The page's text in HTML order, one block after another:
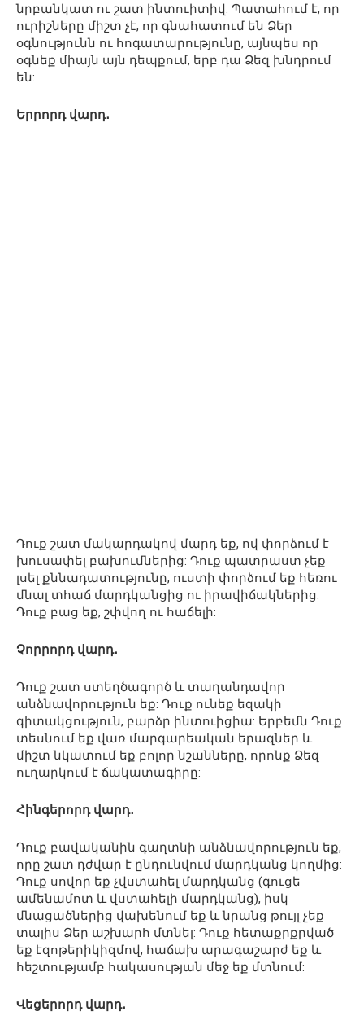
նրբանկատ ու շատ ինտուիտիվ: Պատահում է, որ
ուրիշները միշտ չէ, որ գնահատում են Ձեր
օգնությունն ու հոգատարությունը, այնպես որ
օգնեք միայն այն դեպքում, երբ դա Ձեզ խնդրում
են:
Երրորդ վարդ․
Դուք շատ մակարդակով մարդ եք, ով փորձում է
խուսափել բախումներից: Դուք պատրաստ չեք
լսել քննադատությունը, ուստի փորձում եք հեռու
մնալ տհաճ մարդկանցից ու իրավիճակներից:
Դուք բաց եք, շփվող ու հաճելի:
Չորրորդ վարդ․
Դուք շատ ստեղծագործ և տաղանդավոր
անձնավորություն եք: Դուք ունեք եզակի
գիտակցություն, բարձր ինտուիցիա: Երբեմն Դուք
տեսնում եք վառ մարգարեական երազներ և
միշտ նկատում եք բոլոր նշանները, որոնք Ձեզ
ուղարկում է ճակատագիրը:
Հինգերորդ վարդ․
Դուք բավականին գաղտնի անձնավորություն եք,
որը շատ դժվար է ընդունվում մարդկանց կողմից:
Դուք սովոր եք չվստահել մարդկանց (գուցե
ամենամոտ և վստահելի մարդկանց), իսկ
մնացածներից վախենում եք և նրանց թույլ չեք
տալիս Ձեր աշխարհ մտնել: Դուք հետաքրքրված
եք էզոթերիկիզմով, հաճախ արագաշարժ եք և
հեշտությամբ հակասության մեջ եք մտնում:
Վեցերորդ վարդ․